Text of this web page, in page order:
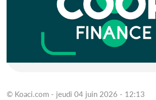
© Koaci.com - jeudi 04 juin 2026 - 12:13